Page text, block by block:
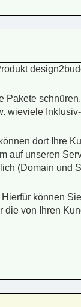
wieviele
dort Ihre
auf unseren
(Domain und
können
von Ihren